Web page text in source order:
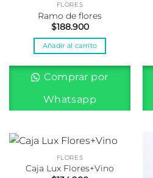
FLORES
Ramo de flores
$188.900
Añadir al carrito
Comprar por
Whatsapp
FLORES
Caja Lux Flores+Vino